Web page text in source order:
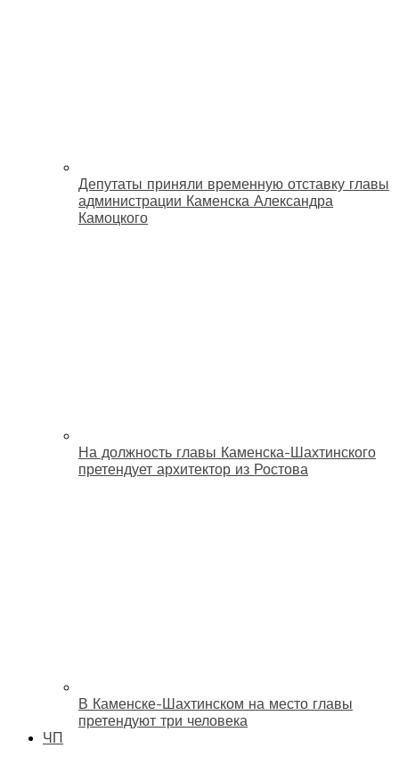
Депутаты приняли временную отставку главы
администрации Каменска Александра
Камоцкого
На должность главы Каменска-Шахтинского
претендует архитектор из Ростова
В Каменске-Шахтинском на место главы
претендуют три человека
ЧП